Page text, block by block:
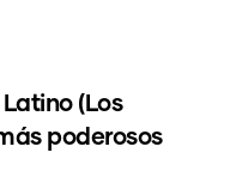
(Los
poderosos